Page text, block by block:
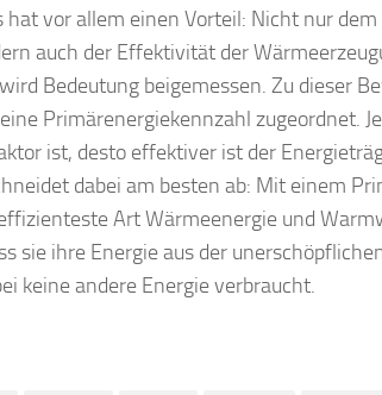
hat vor allem einen Vorteil: Nicht nur
auch der Effektivität der
Bedeutung beigemessen. Zu dieser
Primärenergiekennzahl zugeordnet.
ist, desto effektiver ist der
dabei am besten ab: Mit einem
Art Wärmeenergie und
sie ihre Energie aus der
keine andere Energie verbraucht.